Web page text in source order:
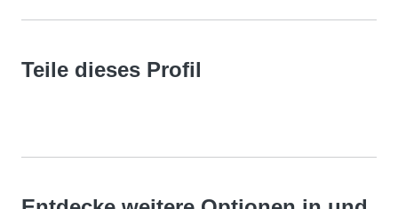
Teile dieses Profil